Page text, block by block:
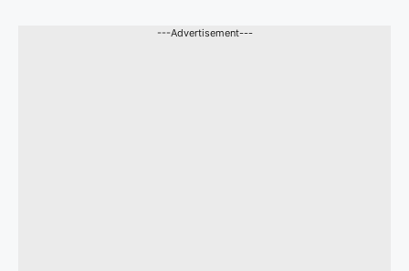
---Advertisement---